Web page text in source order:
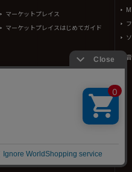
マーケットプレイス
マーケットプレイスはじめてガイド